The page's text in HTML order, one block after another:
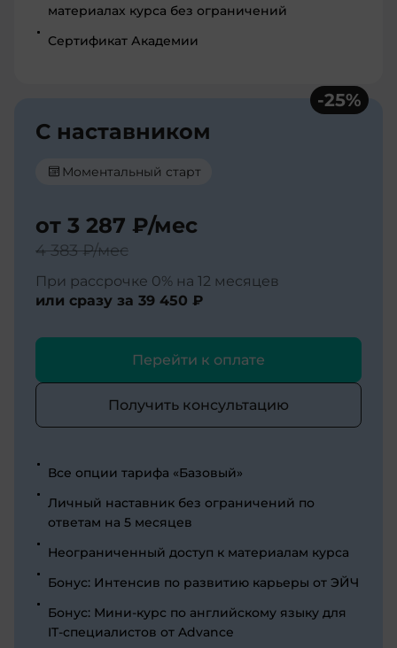
материалах курса без ограничений
Сертификат Академии
-25%
С наставником
Моментальный старт
от 3 287 ₽/мес
4 383 ₽/мес
При рассрочке 0% на 12 месяцев
или сразу за 39 450 ₽
Перейти к оплате
Получить консультацию
Все опции тарифа «Базовый»
Личный наставник без ограничений по
ответам на 5 месяцев
Неограниченный доступ к материалам курса
Бонус: Интенсив по развитию карьеры от ЭЙЧ
Бонус: Мини-курс по английскому языку для
IT-специалистов от Advance